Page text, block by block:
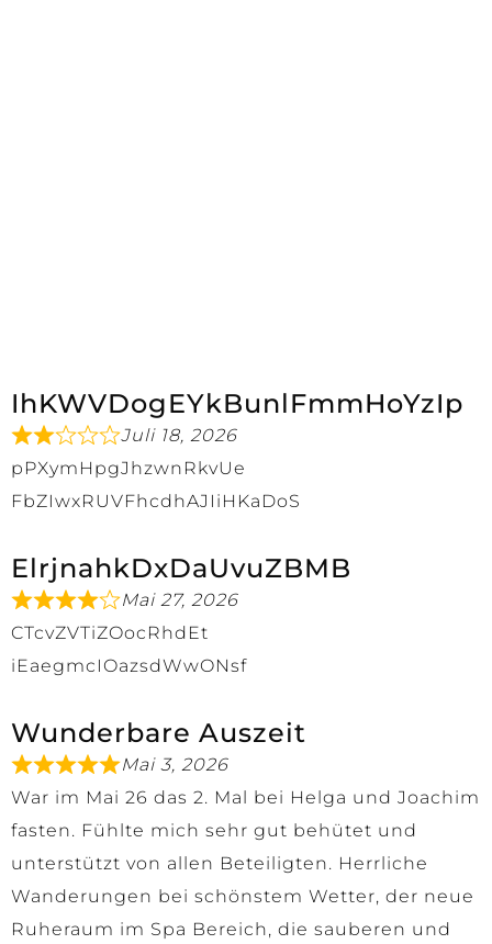
IhKWVDogEYkBunlFmmHoYzIp
Juli 18, 2026
pPXymHpgJhzwnRkvUe
FbZIwxRUVFhcdhAJIiHKaDoS
ElrjnahkDxDaUvuZBMB
Mai 27, 2026
CTcvZVTiZOocRhdEt
iEaegmcIOazsdWwONsf
Wunderbare Auszeit
Mai 3, 2026
War im Mai 26 das 2. Mal bei Helga und Joachim
fasten. Fühlte mich sehr gut behütet und
unterstützt von allen Beteiligten. Herrliche
Wanderungen bei schönstem Wetter, der neue
Ruheraum im Spa Bereich, die sauberen und